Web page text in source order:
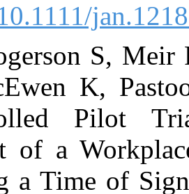
[DOI:10.1111/
31. Rogerson
Z, McEwen
Controlled
Impact of a
During a